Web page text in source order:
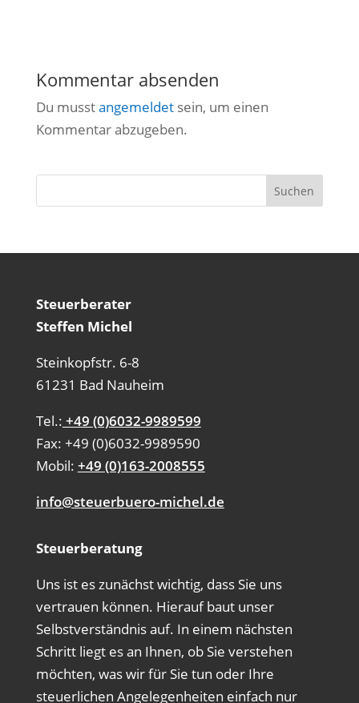
Kommentar absenden
Du musstangemeldetsein, um einen
Kommentar abzugeben.
Steuerberater
Steffen Michel
Steinkopfstr. 6-8
61231 Bad Nauheim
Tel.: +49 (0)6032-9989599
Fax: +49 (0)6032-9989590
Mobil: +49 (0)163-2008555
info@steuerbuero-michel.de
Steuerberatung
Uns ist es zunächst wichtig, dass Sie uns
vertrauen können. Hierauf baut unser
Selbstverständnis auf. In einem nächsten
Schritt liegt es an Ihnen, ob Sie verstehen
möchten, was wir für Sie tun oder Ihre
steuerlichen Angelegenheiten einfach nur